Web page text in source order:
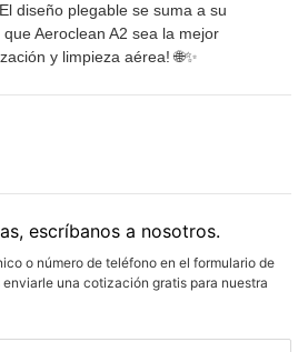
diseño plegable se suma a su
Aeroclean A2 sea la mejor
y limpieza aérea! 🌐✨
escríbanos a nosotros.
o número de teléfono en el formulario de
una cotización gratis para nuestra